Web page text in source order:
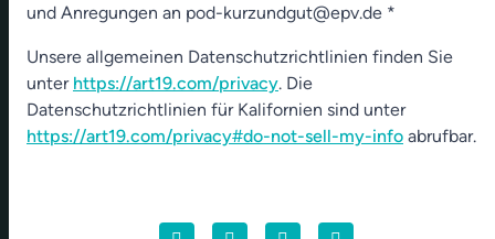
00:00
und Anregungen an pod-kurzundgut@epv.de *
Unsere allgemeinen Datenschutzrichtlinien finden Sie
unter https://art19.com/privacy. Die
Datenschutzrichtlinien für Kalifornien sind unter
https://art19.com/privacy#do-not-sell-my-info abrufbar.